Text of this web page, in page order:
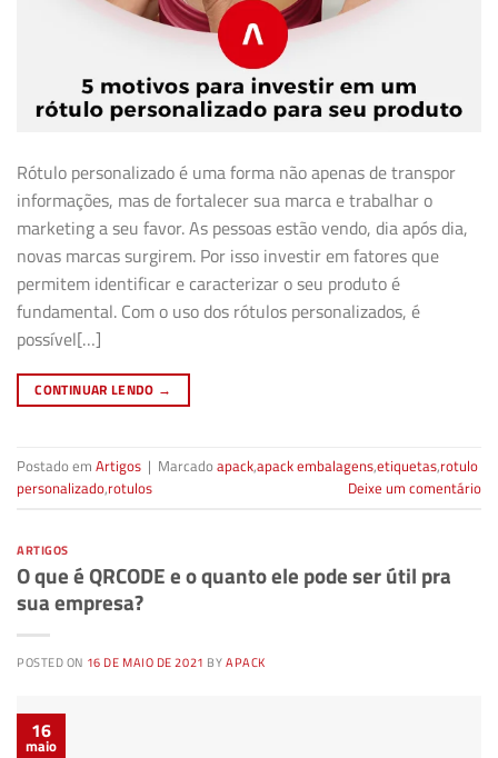
Rótulo personalizado é uma forma não apenas de transpor
informações, mas de fortalecer sua marca e trabalhar o
marketing a seu favor. As pessoas estão vendo, dia após dia,
novas marcas surgirem. Por isso investir em fatores que
permitem identificar e caracterizar o seu produto é
fundamental. Com o uso dos rótulos personalizados, é
possível[…]
CONTINUAR LENDO →
Postado em Artigos | Marcadoapack,apack embalagens,etiquetas,rotulo
personalizado,rotulos Deixe um comentário
ARTIGOS
O que é QRCODE e o quanto ele pode ser útil pra
sua empresa?
POSTED ON 16 DE MAIO DE 2021 BYAPACK
16
maio